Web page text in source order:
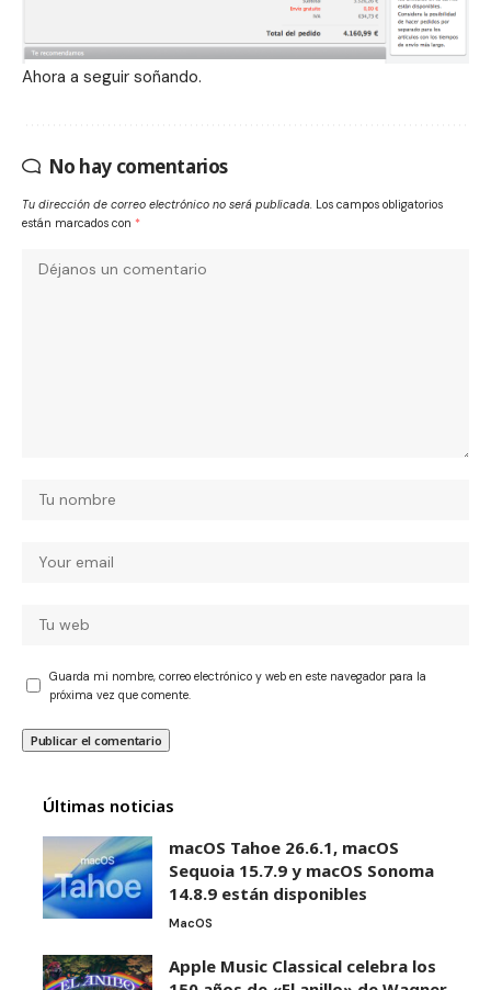
Ahora a seguir soñando.
No hay comentarios
Tu dirección de correo electrónico no será publicada. Los campos obligatorios
están marcados con *
Guarda mi nombre, correo electrónico y web en este navegador para la
próxima vez que comente.
Últimas noticias
macOS Tahoe 26.6.1, macOS
Sequoia 15.7.9 y macOS Sonoma
14.8.9 están disponibles
MacOS
Apple Music Classical celebra los